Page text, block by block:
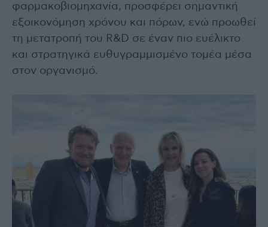
φαρμακοβιομηχανία, προσφέρει σημαντική
εξοικονόμηση χρόνου και πόρων, ενώ προωθεί
τη μετατροπή του R&D σε έναν πιο ευέλικτο
και στρατηγικά ευθυγραμμισμένο τομέα μέσα
στον οργανισμό.